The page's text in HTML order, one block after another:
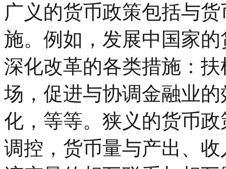
广义的货币政策包括与
施。例如，发展中国家
深化改革的各类措施：
场，促进与协调金融业
化，等等。狭义的货币
调控，货币量与产出、